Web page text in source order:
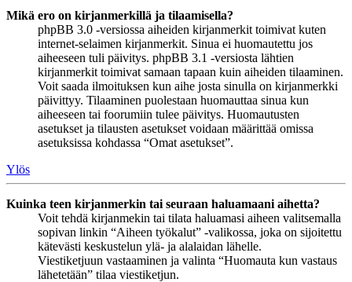
Mikä ero on kirjanmerkillä ja tilaamisella?
phpBB 3.0 -versiossa aiheiden kirjanmerkit toimivat kuten
internet-selaimen kirjanmerkit. Sinua ei huomautettu jos
aiheeseen tuli päivitys. phpBB 3.1 -versiosta lähtien
kirjanmerkit toimivat samaan tapaan kuin aiheiden tilaaminen.
Voit saada ilmoituksen kun aihe josta sinulla on kirjanmerkki
päivittyy. Tilaaminen puolestaan huomauttaa sinua kun
aiheeseen tai foorumiin tulee päivitys. Huomautusten
asetukset ja tilausten asetukset voidaan määrittää omissa
asetuksissa kohdassa “Omat asetukset”.
Ylös
Kuinka teen kirjanmerkin tai seuraan haluamaani aihetta?
Voit tehdä kirjanmekin tai tilata haluamasi aiheen valitsemalla
sopivan linkin “Aiheen työkalut” -valikossa, joka on sijoitettu
kätevästi keskustelun ylä- ja alalaidan lähelle.
Viestiketjuun vastaaminen ja valinta “Huomauta kun vastaus
lähetetään” tilaa viestiketjun.